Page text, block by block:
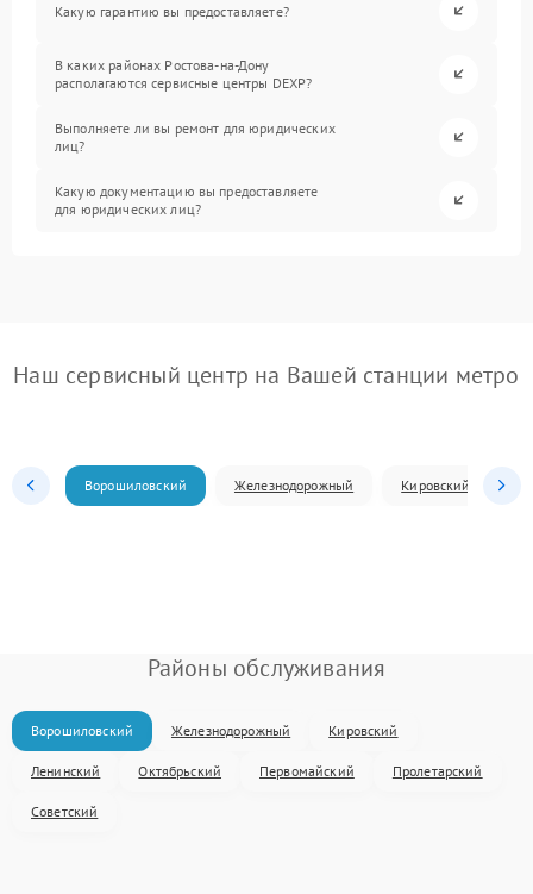
Какую гарантию вы предоставляете?
В каких районах Ростова-на-Дону
располагаются сервисные центры DEXP?
Выполняете ли вы ремонт для юридических
лиц?
Какую документацию вы предоставляете
для юридических лиц?
Наш сервисный центр на Вашей станции метро
Ворошиловский Железнодорожный Кировский
Районы обслуживания
Ворошиловский Железнодорожный Кировский
Ленинский Октябрьский Первомайский Пролетарский
Советский